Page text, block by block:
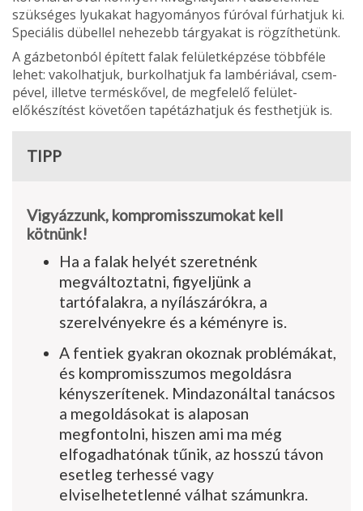
szükséges lyukakat hagyo­mányos fúróval fúrhatjuk ki.
Speciális dübellel nehezebb tárgyakat is rögzíthetünk.
A gázbetonból épített fa­lak felületképzése többféle
lehet: vakolhatjuk, burkol­hatjuk fa lambériával, csem­
pével, illetve terméskővel, de megfelelő felület-
előkészítést követően tapétázhatjuk és festhetjük is.
TIPP
Vigyázzunk, kompromisszumokat kell
kötnünk!
Ha a falak helyét szeretnénk
megváltoztatni, figyeljünk a
tartófalakra, a nyílászárókra, a
szerelvényekre és a kéményre is.
A fentiek gyakran okoznak problémákat,
és kompromisszumos megoldásra
kényszerítenek. Mindazonáltal tanácsos
a megoldásokat is alaposan
megfontolni, hiszen ami ma még
elfogadhatónak tűnik, az hosszú távon
esetleg terhessé vagy
elviselhetetlenné válhat számunkra.